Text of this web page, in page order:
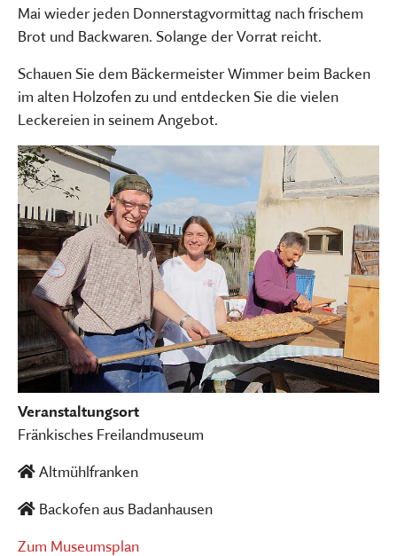
Mai wieder jeden Donnerstagvormittag nach frischem
Brot und Backwaren. Solange der Vorrat reicht.
Schauen Sie dem Bäckermeister Wimmer beim Backen
im alten Holzofen zu und entdecken Sie die vielen
Leckereien in seinem Angebot.
Veranstaltungsort
Fränkisches Freilandmuseum
Altmühlfranken
Backofen aus Badanhausen
Zum Museumsplan